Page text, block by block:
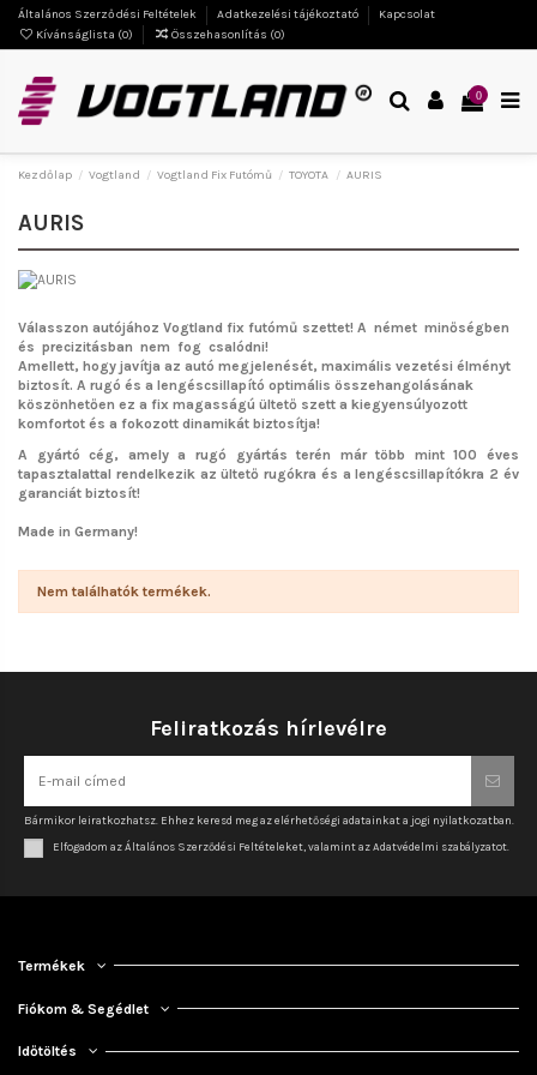
Általános Szerződési Feltételek Adatkezelési tájékoztató
Kapcsolat
Kívánságlista (0) Összehasonlítás (0)
0
Kezdőlap Vogtland Vogtland Fix Futómű TOYOTA AURIS
AURIS
Válasszon autójához Vogtland fix futómű szettet! A német minőségben
és precizitásban nem fog csalódni!
Amellett, hogy javítja az autó megjelenését, maximális vezetési élményt
biztosít. A rugó és a lengéscsillapító optimális összehangolásának
köszönhetően ez a fix magasságú ültető szett a kiegyensúlyozott
komfortot és a fokozott dinamikát biztosítja!
A gyártó cég, amely a rugó gyártás terén már több mint 100 éves
tapasztalattal rendelkezik az ültető rugókra és a lengéscsillapítókra 2 év
garanciát biztosít!
Made in Germany!
Nem találhatók termékek.
Feliratkozás hírlevélre
Bármikor leiratkozhatsz. Ehhez keresd meg az elérhetőségi adatainkat a jogi nyilatkozatban.
Elfogadom az Általános Szerződési Feltételeket, valamint az Adatvédelmi szabályzatot.
Termékek
Fiókom & Segédlet
Időtöltés